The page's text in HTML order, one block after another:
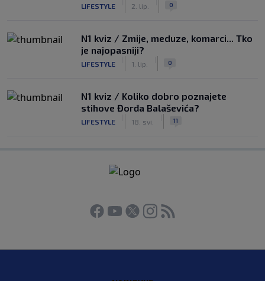
LIFESTYLE 2. lip. 0
N1 kviz / Zmije, meduze, komarci... Tko
je najopasniji?
LIFESTYLE 1. lip. 0
N1 kviz / Koliko dobro poznajete
stihove Đorđa Balaševića?
LIFESTYLE 18. svi. 11